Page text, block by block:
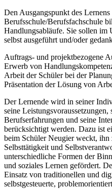
Den Ausgangspunkt des
Berufsschule/Berufsfachschule
Handlungsabläufe. Sie sollen im
selbst ausgeführt und/oder
Auftrags- und projektbezogene
Erwerb von
Arbeit der Schüler bei der
Präsentation der Lösung von
Der Lernende wird in seiner
seine Leistungsvoraussetzungen,
Berufserfahrungen und seine
berücksichtigt werden. Dazu ist
beim Schüler Neugier weckt,
Selbsttätigkeit und
unterschiedliche Formen der
und soziales Lernen gefördert.
Einsatz von traditionellen und
selbstgesteuerte,